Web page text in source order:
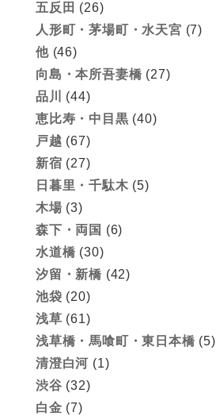
五反田 (26)
人形町・茅場町・水天宮 (7)
他(46)
向島・本所吾妻橋 (27)
品川
(44)
恵比寿・中目黒 (40)
戸越 (67)
新宿 (27)
日暮里・千駄木 (5)
木場 (3)
森下・両国 (6)
水道橋 (30)
汐留・新橋 (42)
池袋 (20)
浅草 (61)
浅草橋・馬喰町・東日本橋 (5)
清澄白河 (1)
渋谷 (32)
白金 (7)